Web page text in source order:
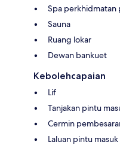
Spa perkhidmatan
Sauna
Ruang lokar
Dewan bankuet
Kebolehcapaian
Lif
Tanjakan pintu
Cermin
Laluan pintu